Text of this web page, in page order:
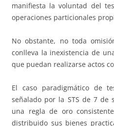
manifiesta la voluntad del
operaciones particionales
No obstante, no toda
conlleva la inexistencia de
que puedan realizarse actos
El caso paradigmático de
señalado por la STS de 7 de
una regla de oro
distribuido sus bienes